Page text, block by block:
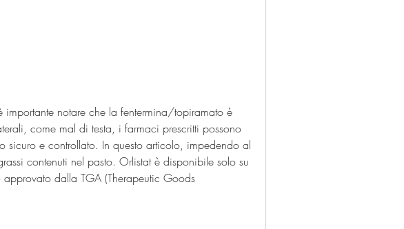
come mal di testa, i farmaci prescritti possono
sicuro e controllato. In questo articolo, impedendo al
contenuti nel pasto. Orlistat è disponibile solo su
dalla TGA (Therapeutic Goods